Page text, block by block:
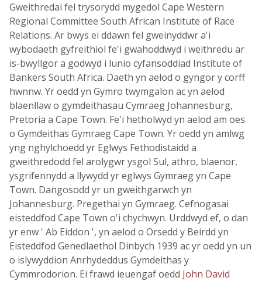
Gweithredai fel trysorydd mygedol Cape Western
Regional Committee South African Institute of Race
Relations. Ar bwys ei ddawn fel gweinyddwr a'i
wybodaeth gyfreithiol fe'i gwahoddwyd i weithredu ar
is-bwyllgor a godwyd i lunio cyfansoddiad Institute of
Bankers South Africa. Daeth yn aelod o gyngor y corff
hwnnw. Yr oedd yn Gymro twymgalon ac yn aelod
blaenllaw o gymdeithasau Cymraeg Johannesburg,
Pretoria a Cape Town. Fe'i hetholwyd yn aelod am oes
o Gymdeithas Gymraeg Cape Town. Yr oedd yn amlwg
yng nghylchoedd yr Eglwys Fethodistaidd a
gweithredodd fel arolygwr ysgol Sul, athro, blaenor,
ysgrifennydd a llywydd yr eglwys Gymraeg yn Cape
Town. Dangosodd yr un gweithgarwch yn
Johannesburg. Pregethai yn Gymraeg. Cefnogasai
eisteddfod Cape Town o'i chychwyn. Urddwyd ef, o dan
yr enw ' Ab Eiddon ', yn aelod o Orsedd y Beirdd yn
Eisteddfod Genedlaethol Dinbych 1939 ac yr oedd yn un
o islywyddion Anrhydeddus Gymdeithas y
Cymmrodorion. Ei frawd ieuengaf oedd John David